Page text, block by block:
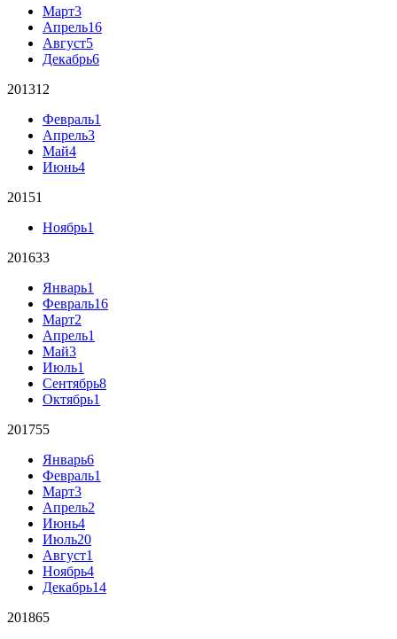
Март3
Апрель16
Август5
Декабрь6
201312
Февраль1
Апрель3
Май4
Июнь4
20151
Ноябрь1
201633
Январь1
Февраль16
Март2
Апрель1
Май3
Июль1
Сентябрь8
Октябрь1
201755
Январь6
Февраль1
Март3
Апрель2
Июнь4
Июль20
Август1
Ноябрь4
Декабрь14
201865